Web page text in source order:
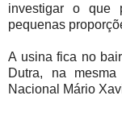
investigar o que
pequenas
A usina fica no
Dutra, na
Nacional Mário